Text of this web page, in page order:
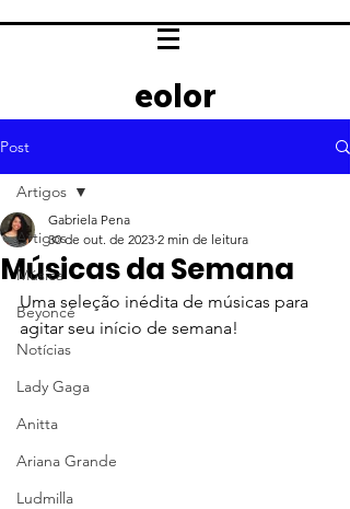
eolor
Post
Artigos
Música
Beyoncé
Notícias
Lady Gaga
Anitta
Ariana Grande
Ludmilla
Artigos
Músicas da Semana
Gabriela Pena
30 de out. de 2023 2 min de leitura
Uma seleção inédita de músicas para
agitar seu início de semana!